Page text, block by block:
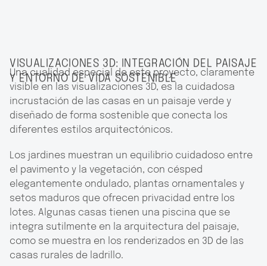
VISUALIZACIONES 3D: INTEGRACIÓN DEL PAISAJE
Y ENTORNO DE VIDA SOSTENIBLE
Una cualidad especial de este proyecto, claramente
visible en las visualizaciones 3D, es la cuidadosa
incrustación de las casas en un paisaje verde y
diseñado de forma sostenible que conecta los
diferentes estilos arquitectónicos.
Los jardines muestran un equilibrio cuidadoso entre
el pavimento y la vegetación, con césped
elegantemente ondulado, plantas ornamentales y
setos maduros que ofrecen privacidad entre los
lotes. Algunas casas tienen una piscina que se
integra sutilmente en la arquitectura del paisaje,
como se muestra en los renderizados en 3D de las
casas rurales de ladrillo.